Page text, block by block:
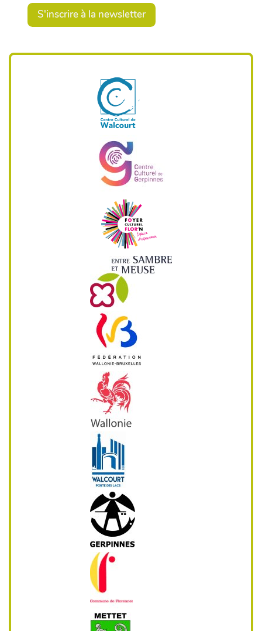
S'inscrire à la newsletter